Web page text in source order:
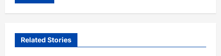
Related Stories